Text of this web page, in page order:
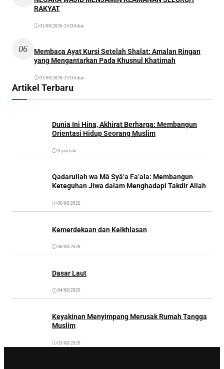
RAKYAT
01/08/2026•24 Dilihat
06
Membaca Ayat Kursi Setelah Shalat: Amalan Ringan
yang Mengantarkan Pada Khusnul Khatimah
01/08/2026•23 Dilihat
Artikel Terbaru
Dunia Ini Hina, Akhirat Berharga: Membangun
Orientasi Hidup Seorang Muslim
9 jam lalu
Qadarullah wa Mā Syā’a Fa’ala: Membangun
Keteguhan Jiwa dalam Menghadapi Takdir Allah
06/08/2026
Kemerdekaan dan Keikhlasan
06/08/2026
Dasar Laut
04/08/2026
Keyakinan Menyimpang Merusak Rumah Tangga
Muslim
03/08/2026